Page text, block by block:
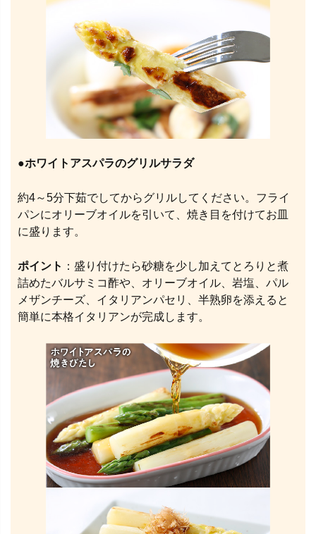
●ホワイトアスパラのグリルサラダ
約4～5分下茹でしてからグリルしてください。フライ
パンにオリーブオイルを引いて、焼き目を付けてお皿
に盛ります。
ポイント ：盛り付けたら砂糖を少し加えてとろりと煮
詰めたバルサミコ酢や、オリーブオイル、岩塩、パル
メザンチーズ、イタリアンパセリ、半熟卵を添えると
簡単に本格イタリアンが完成します。